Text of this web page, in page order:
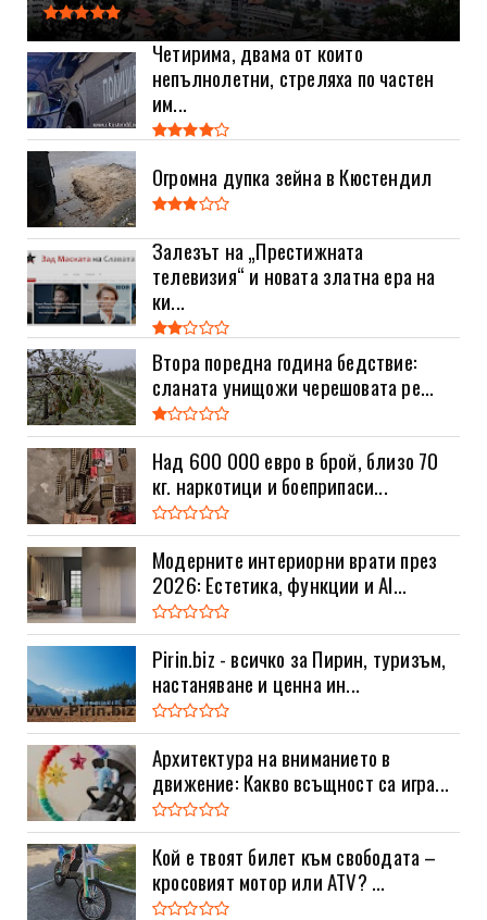
Четирима, двама от които
непълнолетни, стреляха по частен
им...
Огромна дупка зейна в Кюстендил
Залезът на „Престижната
телевизия“ и новата златна ера на
ки...
Втора поредна година бедствие:
сланата унищожи черешовата ре...
Над 600 000 евро в брой, близо 70
кг. наркотици и боеприпаси...
Модерните интериорни врати през
2026: Естетика, функции и AI...
Pirin.biz - всичко за Пирин, туризъм,
настаняване и ценна ин...
Архитектура на вниманието в
движение: Какво всъщност са игра...
Кой е твоят билет към свободата –
кросовият мотор или ATV? ...